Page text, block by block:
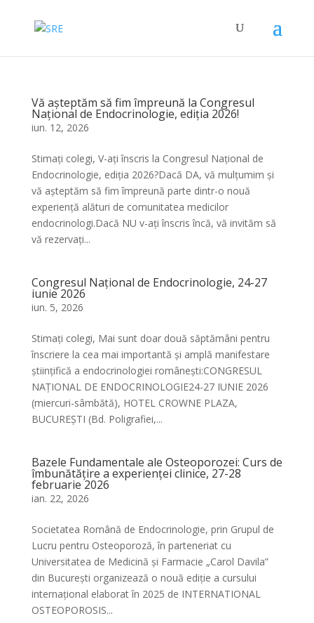
Vă așteptăm să fim împreună la Congresul
Național de Endocrinologie, ediția 2026!
iun. 12, 2026
Stimați colegi, V-ați înscris la Congresul Național de
Endocrinologie, ediția 2026?Dacă DA, vă mulțumim și
vă așteptăm să fim împreună parte dintr-o nouă
experiență alături de comunitatea medicilor
endocrinologi.Dacă NU v-ați înscris încă, vă invităm să
vă rezervați...
Congresul Național de Endocrinologie, 24-27
iunie 2026
iun. 5, 2026
Stimați colegi, Mai sunt doar două săptămâni pentru
înscriere la cea mai importantă și amplă manifestare
științifică a endocrinologiei românești:CONGRESUL
NAȚIONAL DE ENDOCRINOLOGIE24-27 IUNIE 2026
(miercuri-sâmbătă), HOTEL CROWNE PLAZA,
BUCUREȘTI (Bd. Poligrafiei,...
Bazele Fundamentale ale Osteoporozei: Curs de
îmbunătățire a experienței clinice, 27-28
februarie 2026
ian. 22, 2026
Societatea Română de Endocrinologie, prin Grupul de
Lucru pentru Osteoporoză, în parteneriat cu
Universitatea de Medicină și Farmacie „Carol Davila”
din București organizează o nouă ediție a cursului
internațional elaborat în 2025 de INTERNATIONAL
OSTEOPOROSIS...